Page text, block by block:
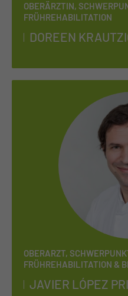
OBERÄRZTIN,
FRÜHREHABILITATION
DO­REEN
OBERARZT,
FRÜHREHABILITATION &
JA­VIER LÓ­PEZ